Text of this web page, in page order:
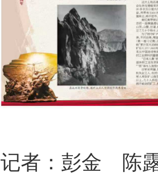
记者：彭金 陈